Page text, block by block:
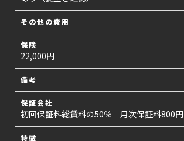
その他の費用
保険
22,000円
備考
保証会社
初回保証料総賃料の50％ 月次保証料800円
特徴